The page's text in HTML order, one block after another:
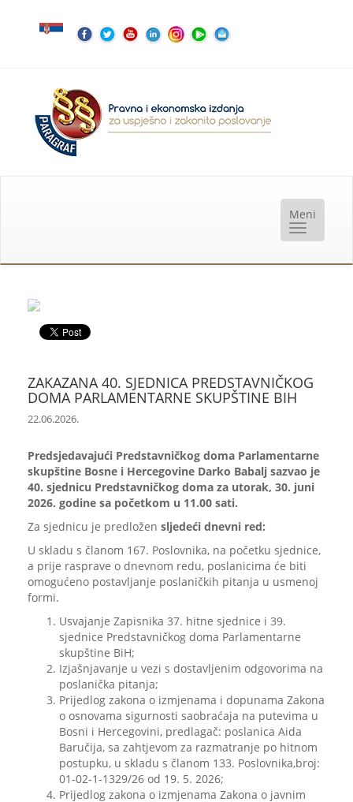
ZAKAZANA 40. SJEDNICA PREDSTAVNIČKOG
DOMA PARLAMENTARNE SKUPŠTINE BIH
22.06.2026.
Predsjedavajući Predstavničkog doma Parlamentarne
skupštine Bosne i Hercegovine Darko Babalj sazvao je
40. sjednicu Predstavničkog doma za utorak, 30. juni
2026. godine sa početkom u 11.00 sati.
Za sjednicu je predložen sljedeći dnevni red:
U skladu s članom 167. Poslovnika, na početku sjednice,
a prije rasprave o dnevnom redu, poslanicima će biti
omogućeno postavljanje poslaničkih pitanja u usmenoj
formi.
Usvajanje Zapisnika 37. hitne sjednice i 39.
sjednice Predstavničkog doma Parlamentarne
skupštine BiH;
Izjašnjavanje u vezi s dostavljenim odgovorima na
poslanička pitanja;
Prijedlog zakona o izmjenama i dopunama Zakona
o osnovama sigurnosti saobraćaja na putevima u
Bosni i Hercegovini, predlagač: poslanica Aida
Baručija, sa zahtjevom za razmatranje po hitnom
postupku, u skladu s članom 133. Poslovnika,broj:
01-02-1-1329/26 od 19. 5. 2026;
Prijedlog zakona o izmjenama Zakona o javnim